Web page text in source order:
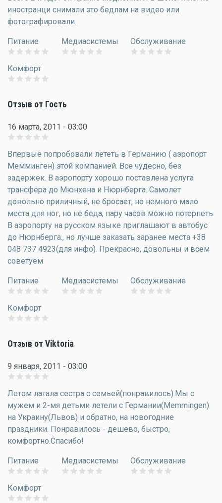
иностранци снимали это бедлам на видео или
фотографировали.
Питание Медиасистемы Обслуживание
Комфорт
Отзыв от Гость
16 марта, 2011 - 03:00
Впервые попробовали лететь в Германию ( аэропорт
Мемминген) этой компанией. Все чудесно, без
задержек. В аэропорту хорошо поставлена услуга
трансфера до Мюнхена и Нюрнберга. Самолет
довольно приличный, не бросает, но немного мало
места для ног, но не беда, пару часов можно потерпеть.
В аэропорту на русском языке приглашают в автобус
до Нюрнберга., но лучше заказать заранее места +38
048 737 4923(для инфо). Прекрасно, довольны и всем
советуем
Питание Медиасистемы Обслуживание
Комфорт
Отзыв от Viktoria
9 января, 2011 - 03:00
Летом латала сестра с семьей(понравилось).Мы с
мужем и 2-мя детьми летели с Германии(Memmingen)
на Украину(Львов) и обратно, на новогодние
праздники. Понравилось - дешево, быстро,
комфортно.Спасибо!
Питание Медиасистемы Обслуживание
Комфорт